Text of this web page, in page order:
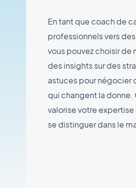
En tant que coach de
professionnels vers
vous pouvez choisir
des insights sur des
astuces pour négocier
qui changent la
valorise votre
se distinguer dans le